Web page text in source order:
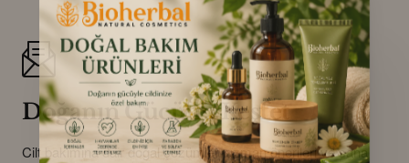
Doğanın Gücünü Keşfet
Cilt bakımına dair doğal çözümler, uzman önerileri ve sana